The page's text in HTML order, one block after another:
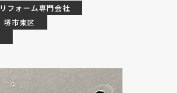
リフォーム専門会社
堺市東区